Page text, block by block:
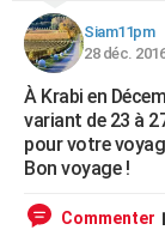
Siam11pm
28 déc.
À Krabi en
variant de 23 à
pour votre
Bon voyage !
Commenter